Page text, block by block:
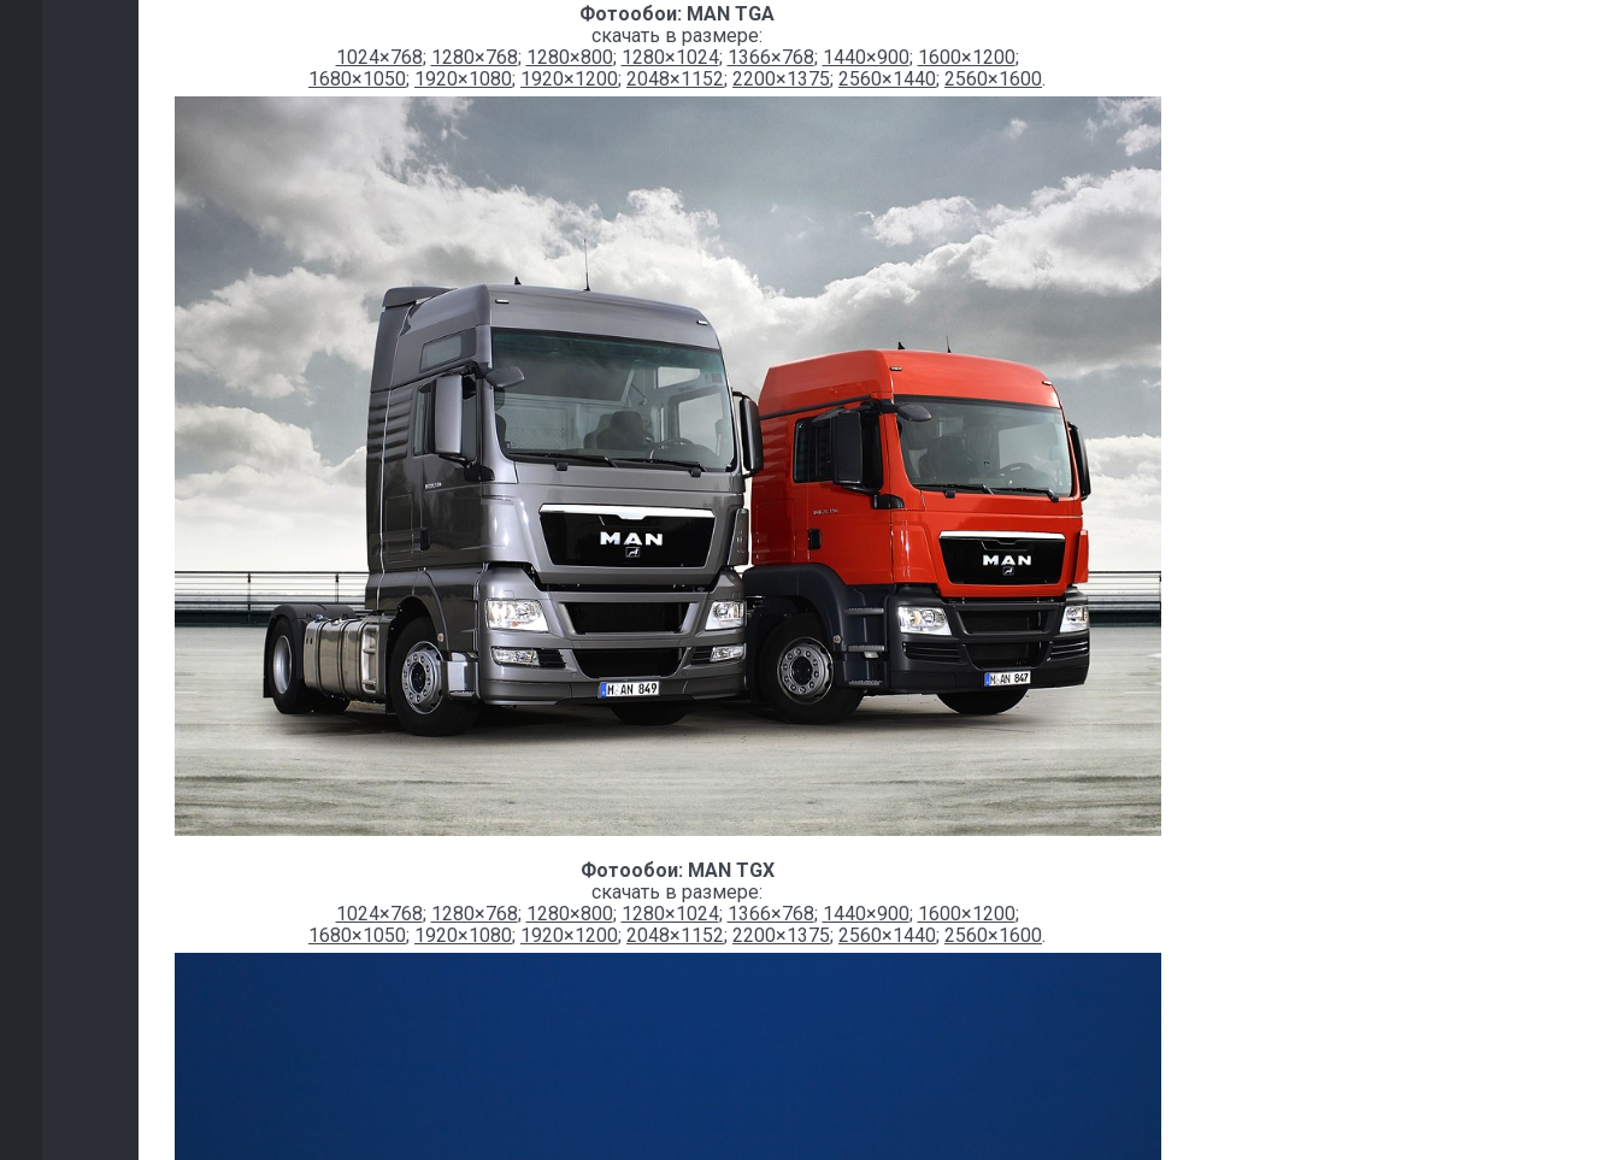
Фотообои: MAN TGA
скачать в размере:
1024×768; 1280×768; 1280×800; 1280×1024; 1366×768; 1440×900; 1600×1200;
1680×1050; 1920×1080; 1920×1200; 2048×1152; 2200×1375; 2560×1440; 2560×1600.
Фотообои: MAN TGX
скачать в размере:
1024×768; 1280×768; 1280×800; 1280×1024; 1366×768; 1440×900; 1600×1200;
1680×1050; 1920×1080; 1920×1200; 2048×1152; 2200×1375; 2560×1440; 2560×1600.